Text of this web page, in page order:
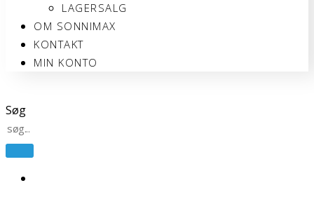
LAGERSALG
OM SONNIMAX
KONTAKT
MIN KONTO
Søg